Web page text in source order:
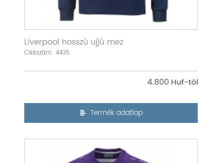
Liverpool hosszú ujjú mez
Cikkszám: 4435
4.800
Termék adatlap